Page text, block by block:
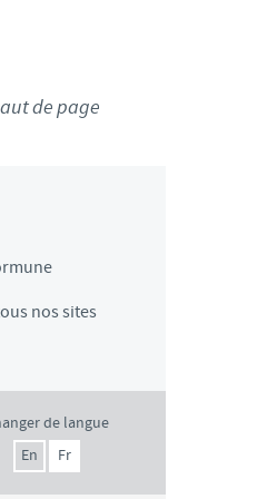
être
de page
nos sites
de langue
En
Fr